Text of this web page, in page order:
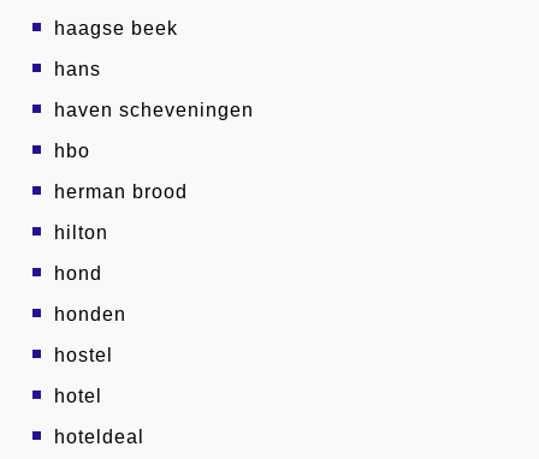
haagse beek
hans
haven scheveningen
hbo
herman brood
hilton
hond
honden
hostel
hotel
hoteldeal